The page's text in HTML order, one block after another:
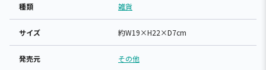
種類 雑貨
サイズ 約W19×H22×D7cm
発売元 その他